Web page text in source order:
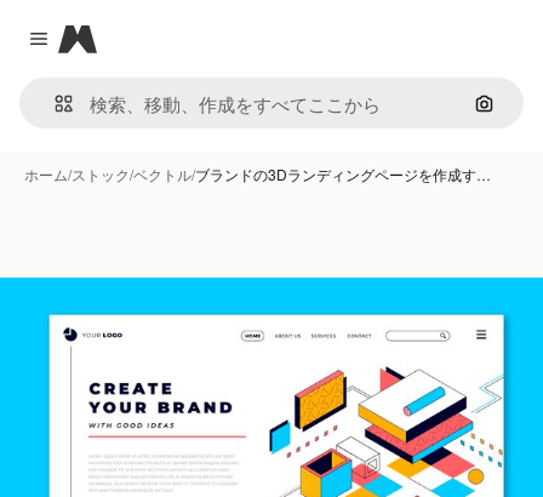
Close menu
Magnific
画像で
ホーム/ストック/ベクトル/ブランドの3Dランディングページを作成す…